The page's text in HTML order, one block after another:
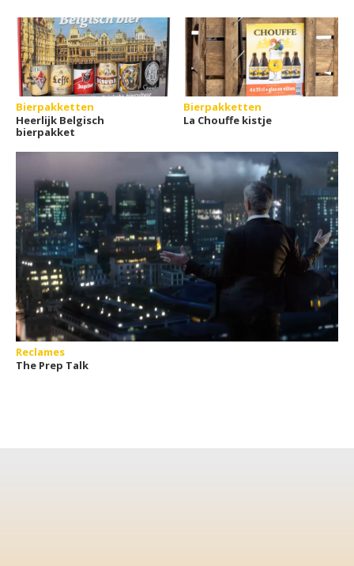
Bierpakketten
Heerlijk Belgisch
bierpakket
Bierpakketten
La Chouffe kistje
Reclames
The Prep Talk